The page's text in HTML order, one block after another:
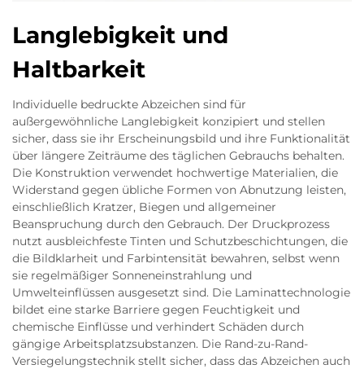
Langlebigkeit und
Haltbarkeit
Individuelle bedruckte Abzeichen sind für
außergewöhnliche Langlebigkeit konzipiert und stellen
sicher, dass sie ihr Erscheinungsbild und ihre Funktionalität
über längere Zeiträume des täglichen Gebrauchs behalten.
Die Konstruktion verwendet hochwertige Materialien, die
Widerstand gegen übliche Formen von Abnutzung leisten,
einschließlich Kratzer, Biegen und allgemeiner
Beanspruchung durch den Gebrauch. Der Druckprozess
nutzt ausbleichfeste Tinten und Schutzbeschichtungen, die
die Bildklarheit und Farbintensität bewahren, selbst wenn
sie regelmäßiger Sonneneinstrahlung und
Umwelteinflüssen ausgesetzt sind. Die Laminattechnologie
bildet eine starke Barriere gegen Feuchtigkeit und
chemische Einflüsse und verhindert Schäden durch
gängige Arbeitsplatzsubstanzen. Die Rand-zu-Rand-
Versiegelungstechnik stellt sicher, dass das Abzeichen auch